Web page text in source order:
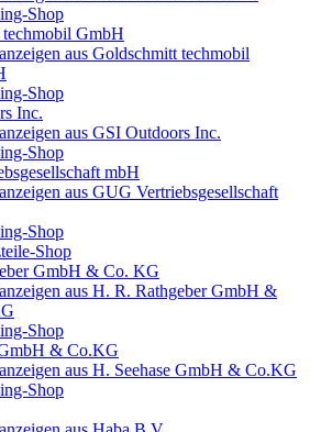
Shop
GmbH
aus Goldschmitt techmobil
Shop
Inc.
aus GSI Outdoors Inc.
Shop
mbH
aus GUG Vertriebsgesellschaft
Shop
Shop
GmbH & Co. KG
aus H. R. Rathgeber GmbH &
Shop
& Co.KG
aus H. Seehase GmbH & Co.KG
Shop